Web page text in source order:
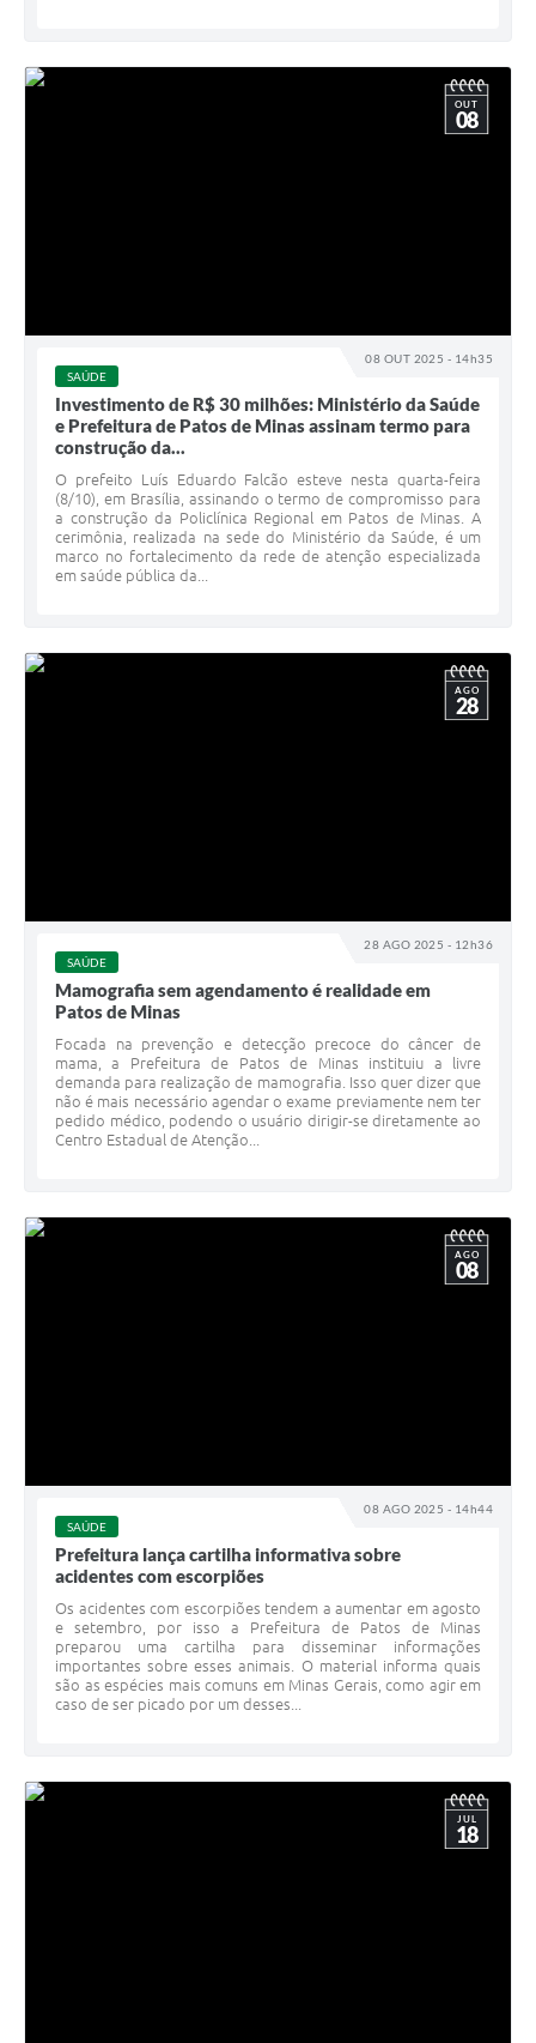
08 OUT 2025 - 14h35
OUT
08
SAÚDE
Investimento de R$ 30 milhões: Ministério da Saúde
e Prefeitura de Patos de Minas assinam termo para
construção da...
O prefeito Luís Eduardo Falcão esteve nesta quarta-feira
(8/10), em Brasília, assinando o termo de compromisso para
a construção da Policlínica Regional em Patos de Minas. A
cerimônia, realizada na sede do Ministério da Saúde, é um
marco no fortalecimento da rede de atenção especializada
em saúde pública da...
28 AGO 2025 - 12h36
AGO
28
SAÚDE
Mamografia sem agendamento é realidade em
Patos de Minas
Focada na prevenção e detecção precoce do câncer de
mama, a Prefeitura de Patos de Minas instituiu a livre
demanda para realização de mamografia. Isso quer dizer que
não é mais necessário agendar o exame previamente nem ter
pedido médico, podendo o usuário dirigir-se diretamente ao
Centro Estadual de Atenção...
08 AGO 2025 - 14h44
AGO
08
SAÚDE
Prefeitura lança cartilha informativa sobre
acidentes com escorpiões
Os acidentes com escorpiões tendem a aumentar em agosto
e setembro, por isso a Prefeitura de Patos de Minas
preparou uma cartilha para disseminar informações
importantes sobre esses animais. O material informa quais
são as espécies mais comuns em Minas Gerais, como agir em
caso de ser picado por um desses...
JUL
18